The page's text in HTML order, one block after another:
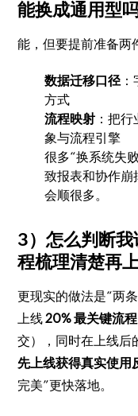
能换成通用型
能，但要提前准备两
数据迁移口径
方式
流程映射 ：把
象与流程引擎
很多“换系统失
致报表和协作崩
会顺很多。
3）怎么判断
程梳理清楚再
更现实的做法是“两
上线20% 最关键流程
交），同时在上线后
先上线获得真实使用
完美”更快落地。